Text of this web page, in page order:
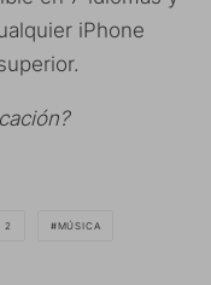
iPhone
2 MÚSICA